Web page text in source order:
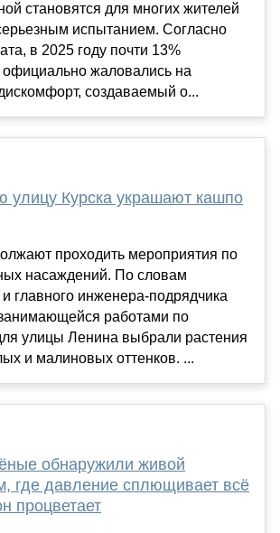
становятся для многих жителей
испытанием. Согласно
в 2025 году почти 13%
официально жаловались на
создаваемый о...
улицу Курска украшают кашпо
проходить мероприятия по
насаждений. По словам
главного инженера-подрядчика
работами по
улицы Ленина выбрали растения
и малиновых оттенков. ...
обнаружили живой
где давление сплющивает всё
процветает